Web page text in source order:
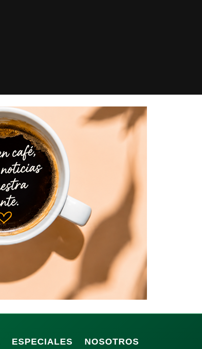
ESPECIALES
NOSOTROS